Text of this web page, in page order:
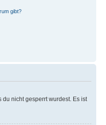
gibt?
nicht gesperrt wurdest. Es ist